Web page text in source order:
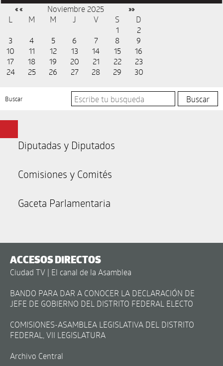
« « Noviembre 2025 »»
L M M J V S
D
1
2
3
4 5 6 7 8
9
10
11 12 13 14 15
16
17
18 19 20 21 22
23
24
25 26 27 28 29 30
Buscar
Diputadas y Diputados
Comisiones y Comités
Gaceta Parlamentaria
ACCESOS DIRECTOS
Ciudad TV | El canal de la Asamblea
BANDO PARA DAR A CONOCER LA DECLARACIÓN DE
JEFE DE GOBIERNO DEL DISTRITO FEDERAL ELECTO
COMISIONES-ASAMBLEA LEGISLATIVA DEL DISTRITO
FEDERAL, VII LEGISLATURA
Archivo Central